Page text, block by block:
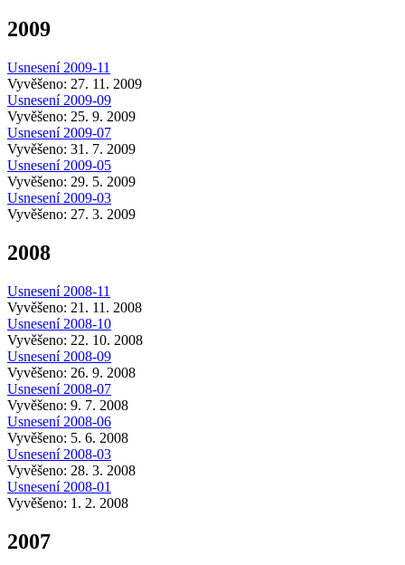
2009
Usnesení 2009-11
Vyvěšeno: 27. 11. 2009
Usnesení 2009-09
Vyvěšeno: 25. 9. 2009
Usnesení 2009-07
Vyvěšeno: 31. 7. 2009
Usnesení 2009-05
Vyvěšeno: 29. 5. 2009
Usnesení 2009-03
Vyvěšeno: 27. 3. 2009
2008
Usnesení 2008-11
Vyvěšeno: 21. 11. 2008
Usnesení 2008-10
Vyvěšeno: 22. 10. 2008
Usnesení 2008-09
Vyvěšeno: 26. 9. 2008
Usnesení 2008-07
Vyvěšeno: 9. 7. 2008
Usnesení 2008-06
Vyvěšeno: 5. 6. 2008
Usnesení 2008-03
Vyvěšeno: 28. 3. 2008
Usnesení 2008-01
Vyvěšeno: 1. 2. 2008
2007